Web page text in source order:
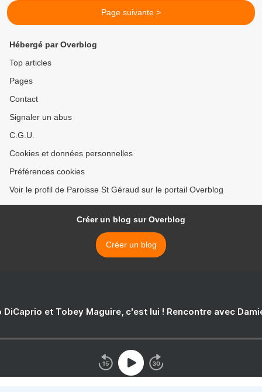
Page suivante >
Hébergé par Overblog
Top articles
Pages
Contact
Signaler un abus
C.G.U.
Cookies et données personnelles
Préférences cookies
Voir le profil de Paroisse St Géraud sur le portail Overblog
Créer un blog sur Overblog
Créer un blog
DiCaprio et Tobey Maguire, c'est lui ! Rencontre avec